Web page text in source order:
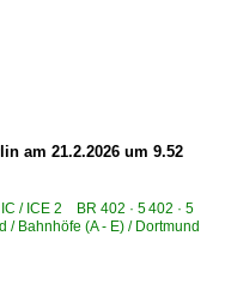
am 21.2.2026 um 9.52
/ ICE 2 BR 402 · 5 402 · 5
/ Bahnhöfe (A - E) / Dortmund